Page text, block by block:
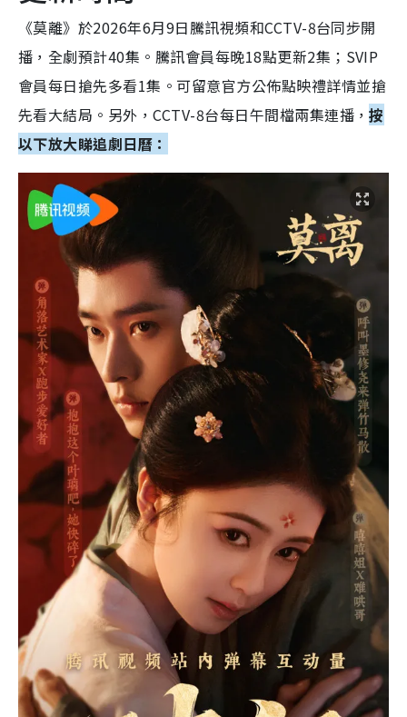
《莫離》於2026年6月9日騰訊視頻和CCTV-8台同步開
播，全劇預計40集。騰訊會員每晚18點更新2集；SVIP
會員每日搶先多看1集。可留意官方公佈點映禮詳情並搶
先看大結局。另外，CCTV-8台每日午間檔兩集連播，按
以下放大睇追劇日曆：